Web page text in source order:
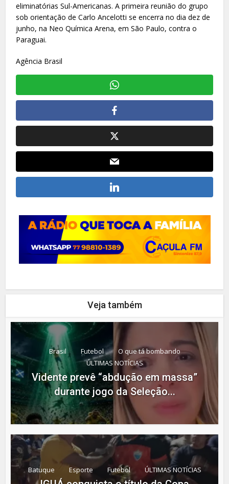
eliminatórias Sul-Americanas. A primeira reunião do grupo
sob orientação de Carlo Ancelotti se encerra no dia dez de
junho, na Neo Química Arena, em São Paulo, contra o
Paraguai.
Agência Brasil
Veja também
Brasil Futebol
O que tá bombando
ÚLTIMAS NOTÍCIAS
Vidente prevê “abdução em massa”
durante jogo da Seleção...
Batuque Esporte Futebol ÚLTIMAS NOTÍCIAS